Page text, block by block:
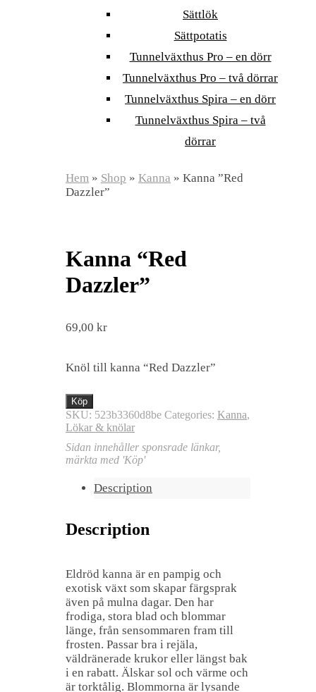
Sättlök
Sättpotatis
Tunnelväxthus Pro – en dörr
Tunnelväxthus Pro – två dörrar
Tunnelväxthus Spira – en dörr
Tunnelväxthus Spira – två
dörrar
Hem » Shop » Kanna » Kanna ”Red
Dazzler”
Kanna “Red
Dazzler”
69,00 kr
Knöl till kanna “Red Dazzler”
Köp
SKU: 523b3360d8be Categories: Kanna,
Lökar & knölar
Sidan innehåller sponsrade länkar,
märkta med 'Köp'
Description
Description
Eldröd kanna är en pampig och
exotisk växt som skapar färgsprak
även på mulna dagar. Den har
frodiga, stora blad och blommar
länge, från sensommaren fram till
frosten. Passar bra i rejäla,
väldränerade krukor eller längst bak
i en rabatt. Älskar sol och värme och
är torktålig. Blommorna är lysande